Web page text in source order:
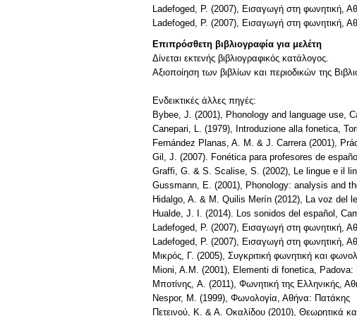
Ladefoged, P. (2007), Εισαγωγή στη φωνητική,
Ladefoged, P. (2007), Εισαγωγή στη φωνητική,
Επιπρόσθετη βιβλιογραφία για μελέτη
Δίνεται εκτενής βιβλιογραφικός κατάλογος.
Αξιοποίηση των βιβλίων και περιοδικών της
Ενδεικτικές άλλες πηγές:
Bybee, J. (2001), Phonology and language use,
Canepari, L. (1979), Introduzione alla fonetica,
Fernández Planas, A. M. & J. Carrera (2001),
Gil, J. (2007). Fonética para profesores de
Graffi, G. & S. Scalise, S. (2002), Le lingue e il
Gussmann, E. (2001), Phonology: analysis and
Hidalgo, A. & M. Quilis Merín (2012), La voz del
Hualde, J. I. (2014). Los sonidos del español,
Ladefoged, P. (2007), Εισαγωγή στη φωνητική,
Ladefoged, P. (2007), Εισαγωγή στη φωνητική,
Μικρός, Γ. (2005), Συγκριτική φωνητική και
Mioni, A.M. (2001), Elementi di fonetica, Padova:
Μποτίνης, A. (2011), Φωνητική της Ελληνικής,
Nespor, M. (1999), Φωνολογία, Αθήνα: Πατάκης
Πετεινού, K. & A. Οκαλίδου (2010), Θεωρητικά